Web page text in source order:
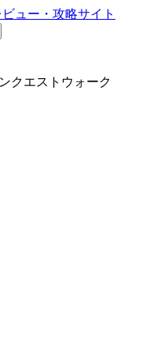
クエストウォーク